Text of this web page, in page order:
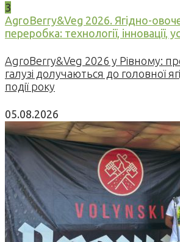
3
AgroBerry&Veg 2026. Ягідно-
переробка: технології, інновації,
AgroBerry&Veg 2026 у Рівному:
галузі долучаються до головної
події року
05.08.2026